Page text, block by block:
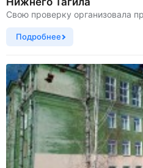
Свою проверку организовала
Подробнее